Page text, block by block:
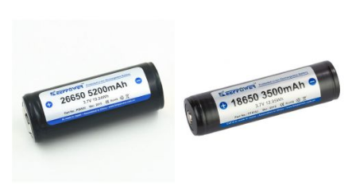
LISTA
DE
DESEOS
DE
DESEOS